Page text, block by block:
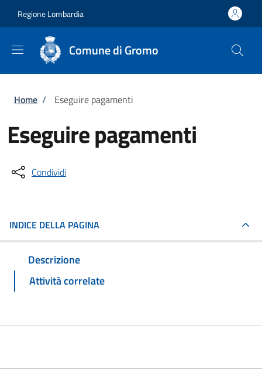
Regione Lombardia
Comune di Gromo
Briciole di pane
Home / Eseguire pagamenti
Eseguire pagamenti
Condividi
INDICE DELLA PAGINA
Descrizione
Attività correlate